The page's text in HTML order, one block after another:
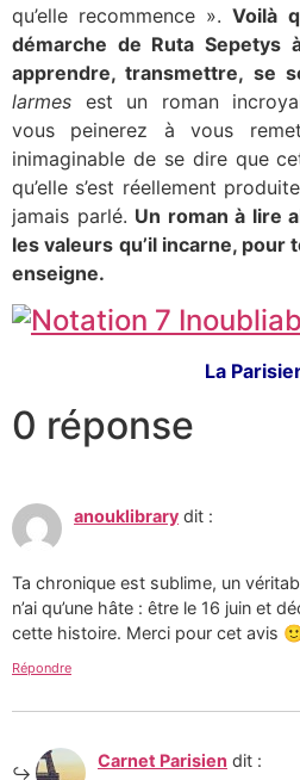
qu’elle recommence ».Voilà
démarche de Ruta Sepetys
apprendre, transmettre, se
larmes est un roman
vous peinerez à vous
inimaginable de se dire que
qu’elle s’est réellement
jamais parlé. Un roman à lire
les valeurs qu’il incarne, pour
enseigne.
La
0 réponse
anouklibrary dit :
Ta chronique est sublime, un
n’ai qu’une hâte : être le 16 juin et
cette histoire. Merci pour cet avis
Répondre
Carnet Parisien dit :